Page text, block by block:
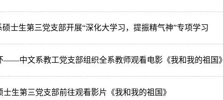
士生第三党支部开展“深化大学习，提振精气神”专项学习
——中文系教工党支部组织全系教师观看电影《我和我的祖国》
生第三党支部前往观看影片《我和我的祖国》